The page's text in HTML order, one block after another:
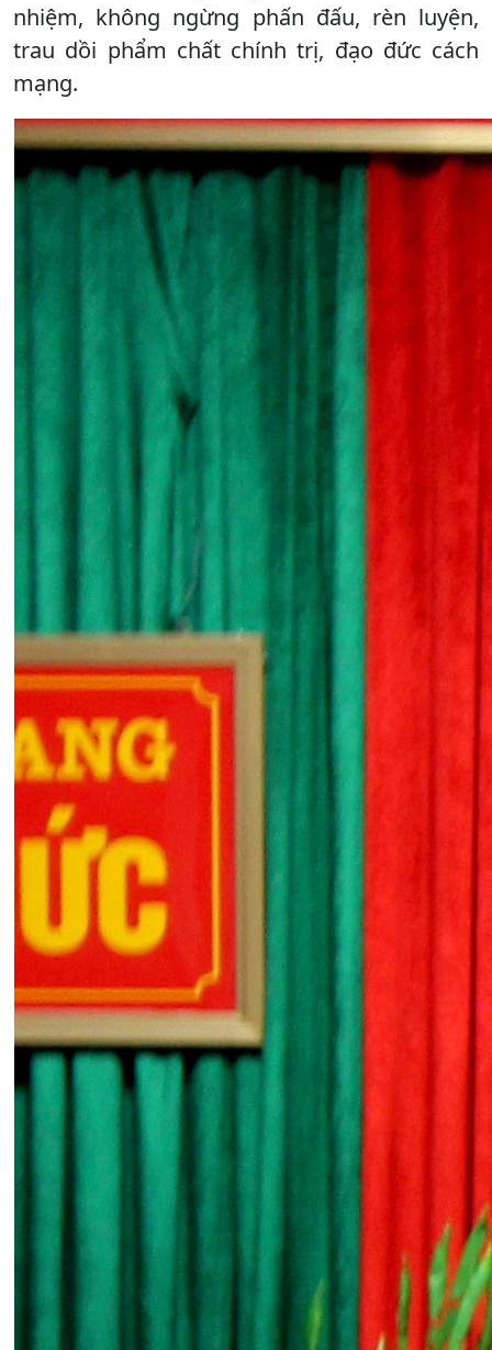
nhiệm, không ngừng phấn đấu, rèn luyện,
trau dồi phẩm chất chính trị, đạo đức cách
mạng.